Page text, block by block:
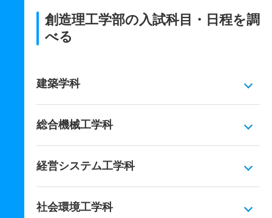
創造理工学部の入試科目・日程を調
べる
建築学科
総合機械工学科
経営システム工学科
社会環境工学科